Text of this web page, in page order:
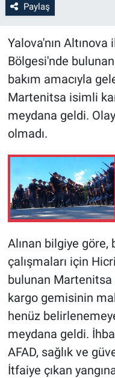
Paylaş
Yalova'nın
Bölgesi'nde
bakım amacıyla
Martenitsa isimli
meydana geldi.
olmadı.
Alınan bilgiye göre,
çalışmaları için
bulunan Martenitsa
kargo gemisinin
henüz
meydana geldi.
AFAD, sağlık ve
İtfaiye çıkan